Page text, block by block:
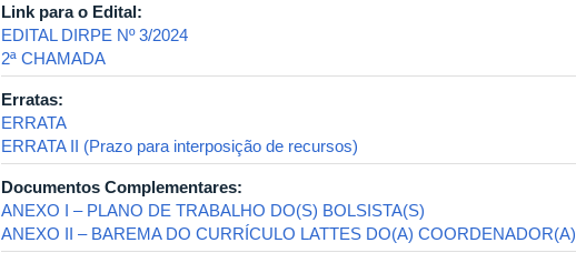
Link para o Edital:
EDITAL DIRPE Nº 3/2024
2ª CHAMADA
Erratas:
ERRATA
ERRATA II (Prazo para interposição de recursos)
Documentos Complementares:
ANEXO I – PLANO DE TRABALHO DO(S) BOLSISTA(S)
ANEXO II – BAREMA DO CURRÍCULO LATTES DO(A) COORDENADOR(A)